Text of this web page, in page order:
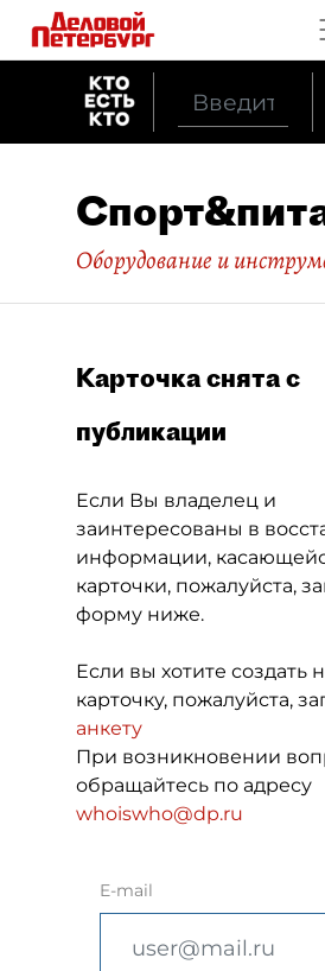
Оборудование и
Карточка снята с
публикации
Если Вы владелец и
заинтересованы в
информации,
карточки, пожалуйста,
форму ниже.
Если вы хотите создать
карточку, пожалуйста,
анкету
При возникновении
обращайтесь по адресу
whoiswho@dp.ru
E-mail